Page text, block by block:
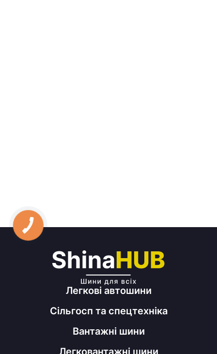
Легкові автошини
Сільгосп та спецтехніка
Вантажні шини
Легковантажні шини